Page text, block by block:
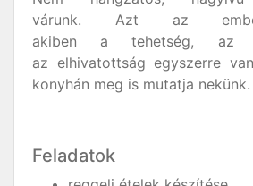
várunk. Azt az
akiben a tehetség, az
az elhivatottság egyszerre
konyhán meg is mutatja nekünk.
Feladatok